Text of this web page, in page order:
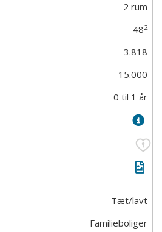
2 rum
482
3.818
15.000
0 til 1 år
Tæt/lavt
Familieboliger